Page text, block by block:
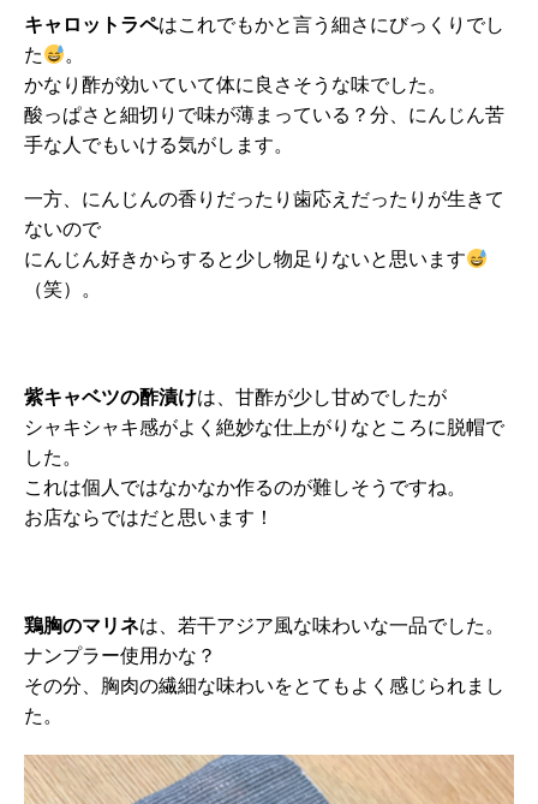
キャロットラペはこれでもかと言う細さにびっくりでし
た
。
かなり酢が効いていて体に良さそうな味でした。
酸っぱさと細切りで味が薄まっている？分、にんじん苦
手な人でもいける気がします。
一方、にんじんの香りだったり歯応えだったりが生きて
ないので
にんじん好きからすると少し物足りないと思います
（笑）。
紫キャベツの酢漬けは、甘酢が少し甘めでしたが
シャキシャキ感がよく絶妙な仕上がりなところに脱帽で
した。
これは個人ではなかなか作るのが難しそうですね。
お店ならではだと思います！
鶏胸のマリネは、若干アジア風な味わいな一品でした。
ナンプラー使用かな？
その分、胸肉の繊細な味わいをとてもよく感じられまし
た。